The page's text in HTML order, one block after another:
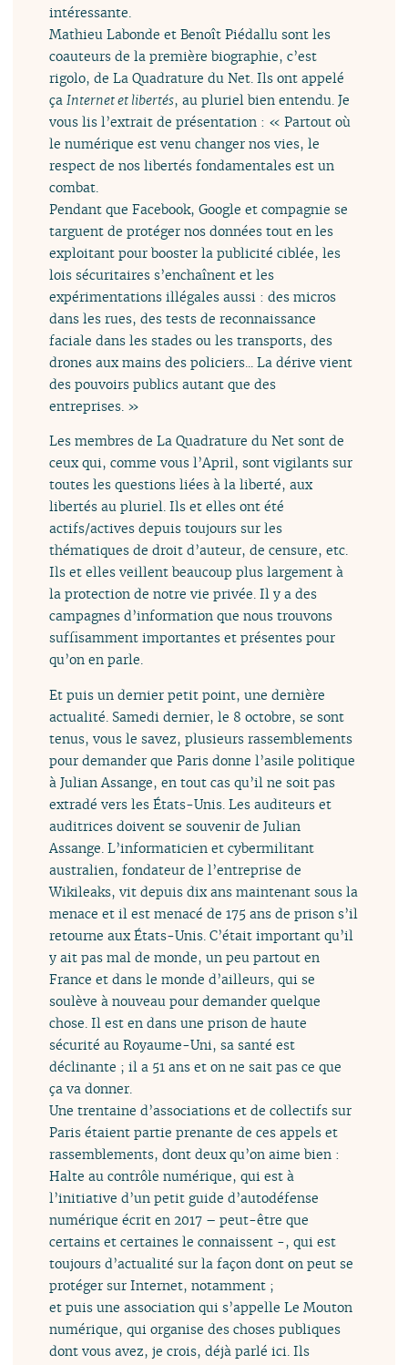
intéressante.
Mathieu Labonde et Benoît Piédallu sont les
coauteurs de la première biographie, c’est
rigolo, de La Quadrature du Net. Ils ont appelé
ça Internet et libertés, au pluriel bien entendu. Je
vous lis l’extrait de présentation : « Partout où
le numérique est venu changer nos vies, le
respect de nos libertés fondamentales est un
combat.
Pendant que Facebook, Google et compagnie se
targuent de protéger nos données tout en les
exploitant pour booster la publicité ciblée, les
lois sécuritaires s’enchaînent et les
expérimentations illégales aussi : des micros
dans les rues, des tests de reconnaissance
faciale dans les stades ou les transports, des
drones aux mains des policiers... La dérive vient
des pouvoirs publics autant que des
entreprises. »
Les membres de La Quadrature du Net sont de
ceux qui, comme vous l’April, sont vigilants sur
toutes les questions liées à la liberté, aux
libertés au pluriel. Ils et elles ont été
actifs/actives depuis toujours sur les
thématiques de droit d’auteur, de censure, etc.
Ils et elles veillent beaucoup plus largement à
la protection de notre vie privée. Il y a des
campagnes d’information que nous trouvons
suffisamment importantes et présentes pour
qu’on en parle.
Et puis un dernier petit point, une dernière
actualité. Samedi dernier, le 8 octobre, se sont
tenus, vous le savez, plusieurs rassemblements
pour demander que Paris donne l’asile politique
à Julian Assange, en tout cas qu’il ne soit pas
extradé vers les États-Unis. Les auditeurs et
auditrices doivent se souvenir de Julian
Assange. L’informaticien et cybermilitant
australien, fondateur de l’entreprise de
Wikileaks, vit depuis dix ans maintenant sous la
menace et il est menacé de 175 ans de prison s’il
retourne aux États-Unis. C’était important qu’il
y ait pas mal de monde, un peu partout en
France et dans le monde d’ailleurs, qui se
soulève à nouveau pour demander quelque
chose. Il est en dans une prison de haute
sécurité au Royaume-Uni, sa santé est
déclinante ; il a 51 ans et on ne sait pas ce que
ça va donner.
Une trentaine d’associations et de collectifs sur
Paris étaient partie prenante de ces appels et
rassemblements, dont deux qu’on aime bien :
Halte au contrôle numérique, qui est à
l’initiative d’un petit guide d’autodéfense
numérique écrit en 2017 – peut-être que
certains et certaines le connaissent -, qui est
toujours d’actualité sur la façon dont on peut se
protéger sur Internet, notamment ;
et puis une association qui s’appelle Le Mouton
numérique, qui organise des choses publiques
dont vous avez, je crois, déjà parlé ici. Ils